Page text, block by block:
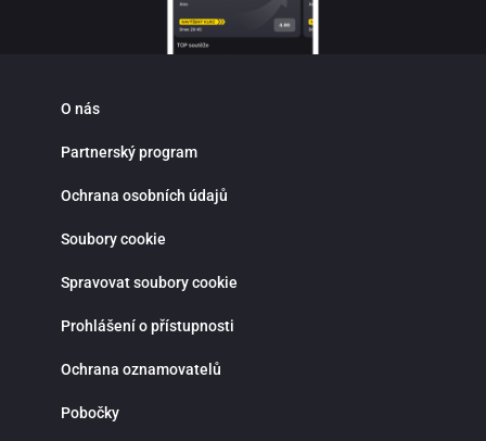
O nás
Partnerský program
Ochrana osobních údajů
Soubory cookie
Spravovat soubory cookie
Prohlášení o přístupnosti
Ochrana oznamovatelů
Pobočky